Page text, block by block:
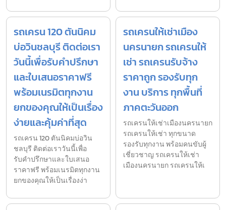
รถเครน 120 ตันนิคม
บ่อวินชลบุรี ติดต่อเรา
วันนี้เพื่อรับคำปรึกษา
และใบเสนอราคาฟรี
พร้อมเนรมิตทุกงาน
ยกของคุณให้เป็นเรื่อง
ง่ายและคุ้มค่าที่สุด
รถเครน 120 ตันนิคมบ่อวิน
ชลบุรี ติดต่อเราวันนี้เพื่อ
รับคำปรึกษาและใบเสนอ
ราคาฟรี พร้อมเนรมิตทุกงาน
ยกของคุณให้เป็นเรื่องง่า
รถเครนให้เช่าเมือง
นครนายก รถเครนให้
เช่า รถเครนรับจ้าง
ราคาถูก รองรับทุก
งาน บริการ ทุกพื้นที่
ภาคตะวันออก
รถเครนให้เช่าเมืองนครนายก
รถเครนให้เช่า ทุกขนาด
รองรับทุกงาน พร้อมคนขับผู้
เชี่ยวชาญ รถเครนให้เช่า
เมืองนครนายก รถเครนให้เ